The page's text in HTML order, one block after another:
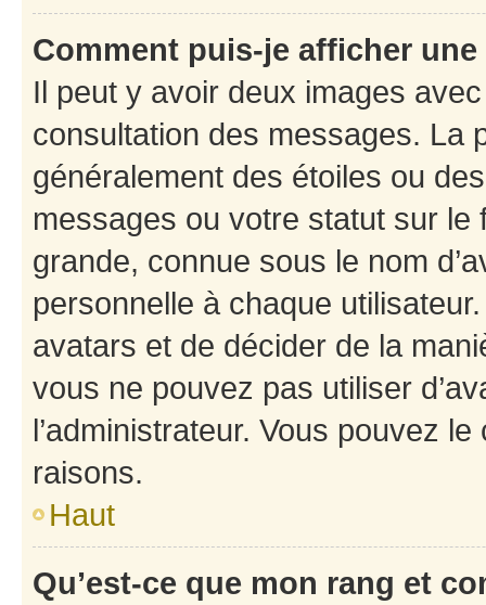
Comment puis-je afficher
Il peut y avoir deux images
consultation des messages. La
généralement des étoiles ou
messages ou votre statut sur
grande, connue sous le nom
personnelle à chaque utilisateur.
avatars et de décider de la
vous ne pouvez pas utiliser
l’administrateur. Vous pouvez
raisons.
Haut
Qu’est-ce que mon rang et